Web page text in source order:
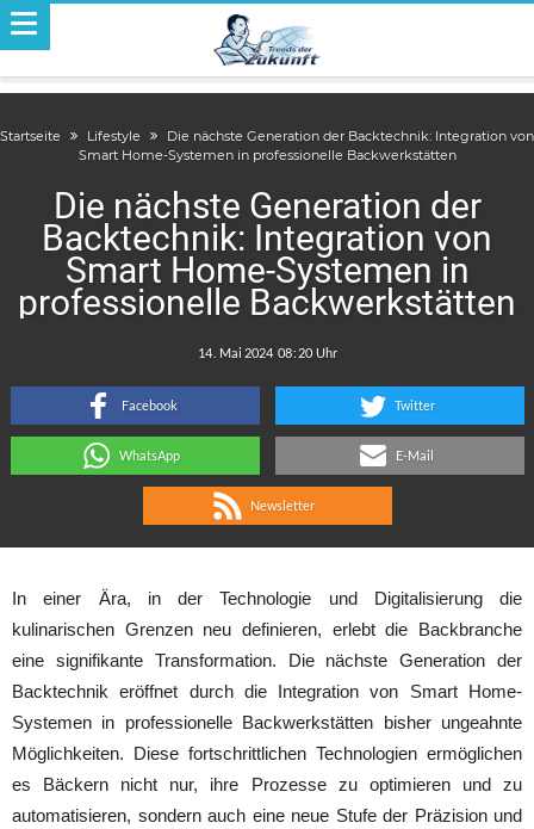
Startseite Lifestyle
Die nächste Generation der Backtechnik: Integration von
Smart Home-Systemen in professionelle Backwerkstätten
Die nächste Generation der
Backtechnik: Integration von
Smart Home-Systemen in
professionelle Backwerkstätten
:
Facebook Twitter
WhatsApp E-Mail
Newsletter
In einer Ära, in der Technologie und Digitalisierung die
kulinarischen Grenzen neu definieren, erlebt die Backbranche
eine signifikante Transformation. Die nächste Generation der
Backtechnik eröffnet durch die Integration von Smart Home-
Systemen in professionelle Backwerkstätten bisher ungeahnte
Möglichkeiten. Diese fortschrittlichen Technologien ermöglichen
es Bäckern nicht nur, ihre Prozesse zu optimieren und zu
automatisieren, sondern auch eine neue Stufe der Präzision und